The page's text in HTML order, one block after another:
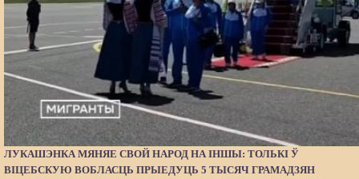
ЛУКАШЭНКА МЯНЯЕ СВОЙ НАРОД НА ІНШЫ: ТОЛЬКІ Ў
ВІЦЕБСКУЮ ВОБЛАСЦЬ ПРЫЕДУЦЬ 5 ТЫСЯЧ ГРАМАДЗЯН